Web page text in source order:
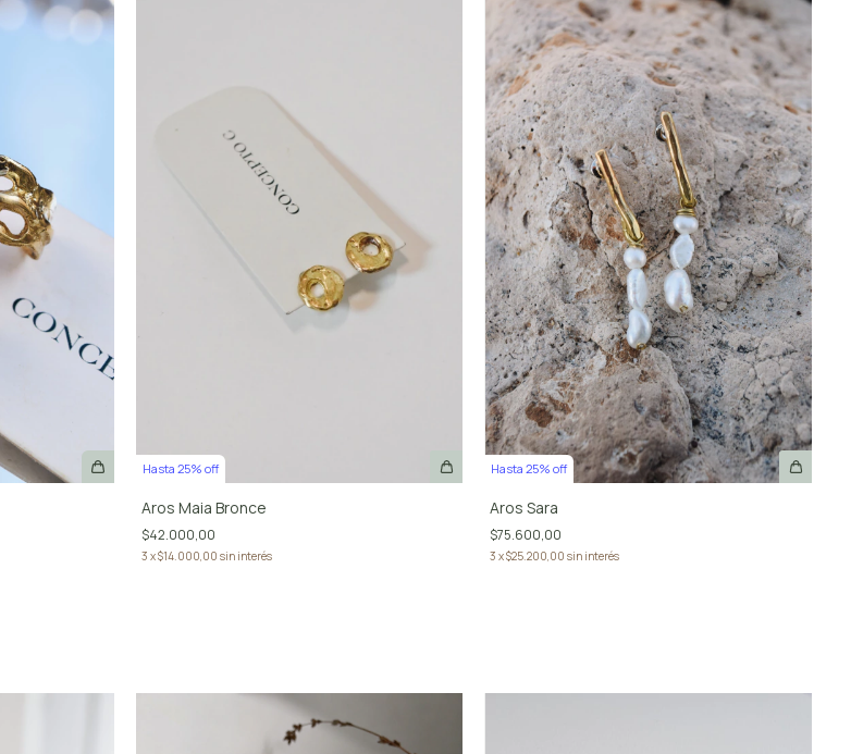
Hasta 25% off
Aros Maia Bronce
$42.000,00
3 x$14.000,00 sin interés
Hasta 25% off
Aros Sara
$75.600,00
3 x$25.200,00 sin interés